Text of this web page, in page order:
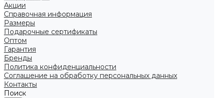
Акции
Справочная информация
Размеры
Подарочные сертификаты
Оптом
Гарантия
Бренды
Политика конфиденциальности
Соглашение на обработку персональных данных
Контакты
Поиск